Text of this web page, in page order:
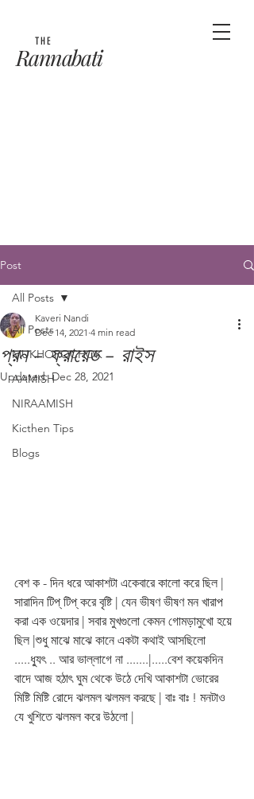
THE
Rannabati
Post
All Posts
MUKHOROCHOK
AAMISH
NIRAAMISH
Kicthen Tips
Blogs
All Posts
প্রন - ফ্রায়েড - রাইস
Kaveri Nandi
Dec 14, 2021 4 min read
Updated:Dec 28, 2021
বেশ ক - দিন ধরে আকাশটা একেবারে কালো করে ছিল |
সারাদিন টিপ্ টিপ্ করে বৃষ্টি | যেন ভীষণ ভীষণ মন খারাপ
করা এক ওয়েদার | সবার মুখগুলো কেমন গোমড়ামুখো হয়ে
ছিল |শুধু মাঝে মাঝে কানে একটা কথাই আসছিলো
.....ধ্যুৎ .. আর ভাল্লাগে না .......|.....বেশ কয়েকদিন
বাদে আজ হঠাৎ ঘুম থেকে উঠে দেখি আকাশটা ভোরের
মিষ্টি মিষ্টি রোদে ঝলমল ঝলমল করছে | বাঃ বাঃ ! মনটাও
যে খুশিতে ঝলমল করে উঠলো |